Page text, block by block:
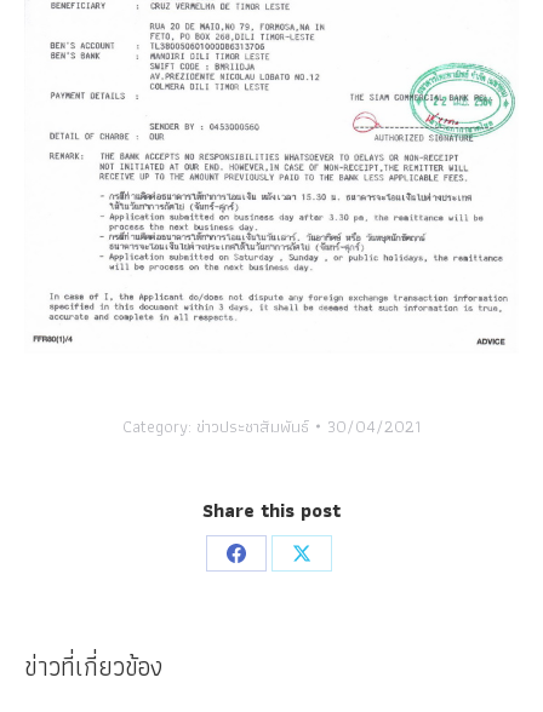
Category: ข่าวประชาสัมพันธ์ 30/04/2021
Share this post
Share
Share
ข่าวที่เกี่ยวข้อง